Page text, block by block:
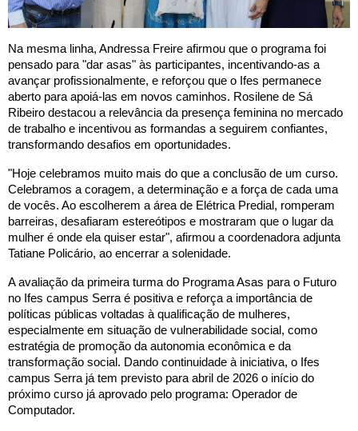
Na mesma linha, Andressa Freire afirmou que o programa foi
pensado para "dar asas" às participantes, incentivando-as a
avançar profissionalmente, e reforçou que o Ifes permanece
aberto para apoiá-las em novos caminhos. Rosilene de Sá
Ribeiro destacou a relevância da presença feminina no mercado
de trabalho e incentivou as formandas a seguirem confiantes,
transformando desafios em oportunidades.
"Hoje celebramos muito mais do que a conclusão de um curso.
Celebramos a coragem, a determinação e a força de cada uma
de vocês. Ao escolherem a área de Elétrica Predial, romperam
barreiras, desafiaram estereótipos e mostraram que o lugar da
mulher é onde ela quiser estar", afirmou a coordenadora adjunta
Tatiane Policário, ao encerrar a solenidade.
A avaliação da primeira turma do Programa Asas para o Futuro
no Ifes campus Serra é positiva e reforça a importância de
políticas públicas voltadas à qualificação de mulheres,
especialmente em situação de vulnerabilidade social, como
estratégia de promoção da autonomia econômica e da
transformação social. Dando continuidade à iniciativa, o Ifes
campus Serra já tem previsto para abril de 2026 o início do
próximo curso já aprovado pelo programa: Operador de
Computador.